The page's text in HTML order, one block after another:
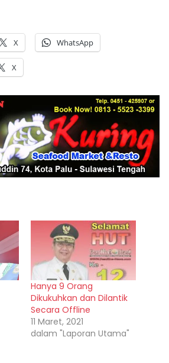
X WhatsApp
X
Hanya 9 Orang
Dikukuhkan dan Dilantik
Secara Offline
11 Maret, 2021
dalam "Laporan Utama"